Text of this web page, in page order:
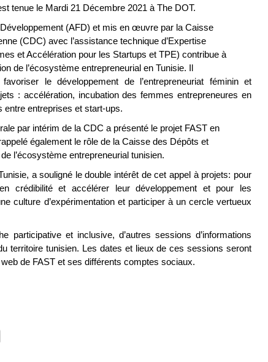
tenue le Mardi 21 Décembre 2021 à The DOT.
(AFD) et mis en œuvre par la Caisse
(CDC) avec l’assistance technique d’Expertise
et Accélération pour les Startups et TPE) contribue à
de l’écosystème entrepreneurial en Tunisie. Il
le développement de l’entrepreneuriat féminin et
: accélération, incubation des femmes entrepreneures en
entre entreprises et start-ups.
par intérim de la CDC a présenté le projet FAST en
également le rôle de la Caisse des Dépôts et
l’écosystème entrepreneurial tunisien.
a souligné le double intérêt de cet appel à projets: pour
crédibilité et accélérer leur développement et pour les
culture d’expérimentation et participer à un cercle vertueux
participative et inclusive, d’autres sessions d’informations
territoire tunisien. Les dates et lieux de ces sessions seront
de FAST et ses différents comptes sociaux.